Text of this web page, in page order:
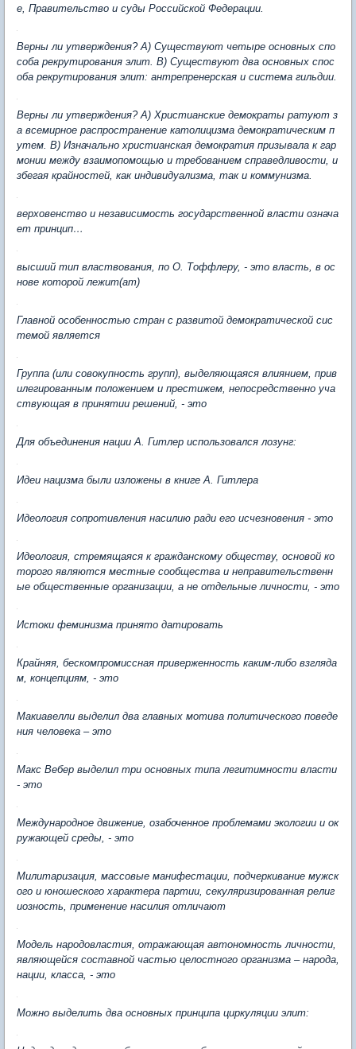
е, Правительство и суды Российской Федерации.
Верны ли утверждения? А) Существуют четыре основных спо
соба рекрутирования элит. В) Существуют два основных спос
оба рекрутирования элит: антрепренерская и система гильдии.
Верны ли утверждения? А) Христианские демократы ратуют з
а всемирное распространение католицизма демократическим п
утем. В) Изначально христианская демократия призывала к гар
монии между взаимопомощью и требованием справедливости, и
збегая крайностей, как индивидуализма, так и коммунизма.
верховенство и независимость государственной власти означа
ет принцип…
высший тип властвования, по О. Тоффлеру, - это власть, в ос
нове которой лежит(ат)
Главной особенностью стран с развитой демократической сис
темой является
Группа (или совокупность групп), выделяющаяся влиянием, прив
илегированным положением и престижем, непосредственно уча
ствующая в принятии решений, - это
Для объединения нации А. Гитлер использовался лозунг:
Идеи нацизма были изложены в книге А. Гитлера
Идеология сопротивления насилию ради его исчезновения - это
Идеология, стремящаяся к гражданскому обществу, основой ко
торого являются местные сообщества и неправительственн
ые общественные организации, а не отдельные личности, - это
Истоки феминизма принято датировать
Крайняя, бескомпромиссная приверженность каким-либо взгляда
м, концепциям, - это
Макиавелли выделил два главных мотива политического поведе
ния человека – это
Макс Вебер выделил три основных типа легитимности власти
- это
Международное движение, озабоченное проблемами экологии и ок
ружающей среды, - это
Милитаризация, массовые манифестации, подчеркивание мужск
ого и юношеского характера партии, секуляризированная религ
иозность, применение насилия отличают
Модель народовластия, отражающая автономность личности,
являющейся составной частью целостного организма – народа,
нации, класса, - это
Можно выделить два основных принципа циркуляции элит: